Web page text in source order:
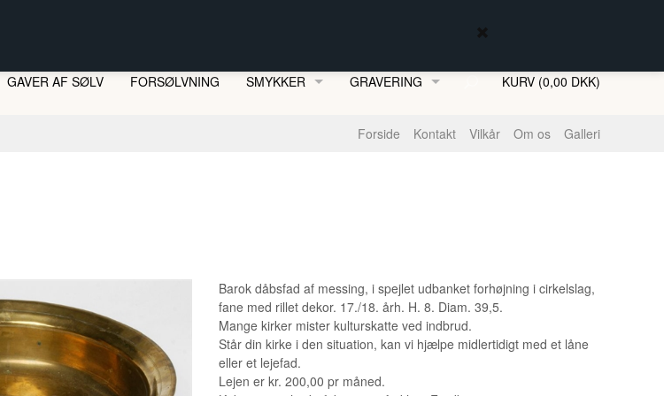
GAVER AF SØLV FORSØLVNING
SMYKKER
GRAVERING KURV (0,00 DKK)
Forside Kontakt Vilkår Om os Galleri
Barok dåbsfad af messing, i spejlet udbanket forhøjning i cirkelslag,
fane med rillet dekor. 17./18. årh. H. 8. Diam. 39,5.
Mange kirker mister kulturskatte ved indbrud.
Står din kirke i den situation, kan vi hjælpe midlertidigt med et låne
eller et lejefad.
Lejen er kr. 200,00 pr måned.